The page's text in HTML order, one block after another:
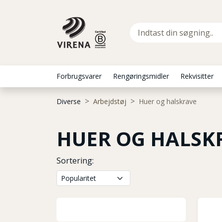
Forbrugsvarer Rengøringsmidler Rekvisitter
Diverse Arbejdstøj Huer og halskrave
HUER OG
Sortering: